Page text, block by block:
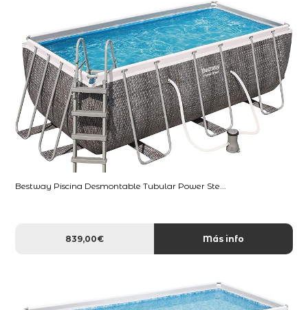
Bestway Piscina Desmontable Tubular Power Ste...
839,00€ Más info